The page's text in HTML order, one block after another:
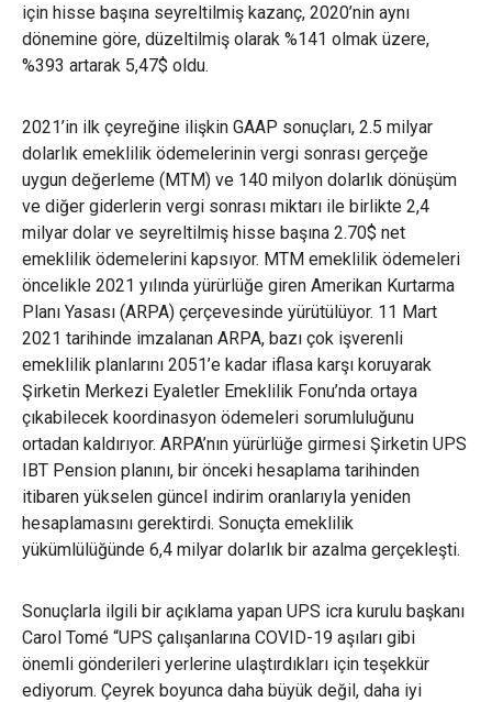
için hisse başına seyreltilmiş kazanç, 2020’nin aynı
dönemine göre, düzeltilmiş olarak %141 olmak üzere,
%393 artarak 5,47$ oldu.
2021’in ilk çeyreğine ilişkin GAAP sonuçları, 2.5 milyar
dolarlık emeklilik ödemelerinin vergi sonrası gerçeğe
uygun değerleme (MTM) ve 140 milyon dolarlık dönüşüm
ve diğer giderlerin vergi sonrası miktarı ile birlikte 2,4
milyar dolar ve seyreltilmiş hisse başına 2.70$ net
emeklilik ödemelerini kapsıyor. MTM emeklilik ödemeleri
öncelikle 2021 yılında yürürlüğe giren Amerikan Kurtarma
Planı Yasası (ARPA) çerçevesinde yürütülüyor. 11 Mart
2021 tarihinde imzalanan ARPA, bazı çok işverenli
emeklilik planlarını 2051’e kadar iflasa karşı koruyarak
Şirketin Merkezi Eyaletler Emeklilik Fonu’nda ortaya
çıkabilecek koordinasyon ödemeleri sorumluluğunu
ortadan kaldırıyor. ARPA’nın yürürlüğe girmesi Şirketin UPS
IBT Pension planını, bir önceki hesaplama tarihinden
itibaren yükselen güncel indirim oranlarıyla yeniden
hesaplamasını gerektirdi. Sonuçta emeklilik
yükümlülüğünde 6,4 milyar dolarlık bir azalma gerçekleşti.
Sonuçlarla ilgili bir açıklama yapan UPS icra kurulu başkanı
Carol Tomé “UPS çalışanlarına COVID-19 aşıları gibi
önemli gönderileri yerlerine ulaştırdıkları için teşekkür
ediyorum. Çeyrek boyunca daha büyük değil, daha iyi